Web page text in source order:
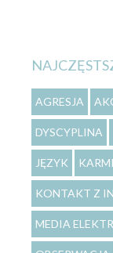
AGRESJA
DYSCYPLINA
JĘZYK
KONTAKT Z
MEDIA